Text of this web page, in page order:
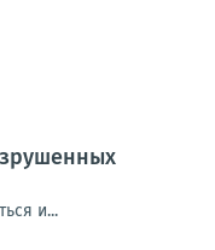
и...